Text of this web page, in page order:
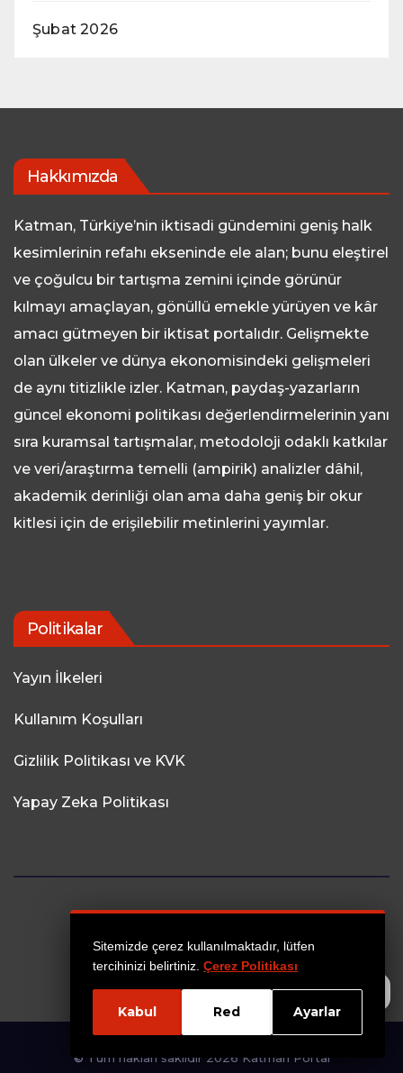
Takip et
Sitemizde çerez kullanılmaktadır, lütfen
tercihinizi belirtiniz. Çerez Politikası
Kabul Red Ayarlar
Şubat 2026
Hakkımızda
Katman, Türkiye’nin iktisadi gündemini geniş halk
kesimlerinin refahı ekseninde ele alan; bunu eleştirel
ve çoğulcu bir tartışma zemini içinde görünür
kılmayı amaçlayan, gönüllü emekle yürüyen ve kâr
amacı gütmeyen bir iktisat portalıdır. Gelişmekte
olan ülkeler ve dünya ekonomisindeki gelişmeleri
de aynı titizlikle izler. Katman, paydaş-yazarların
güncel ekonomi politikası değerlendirmelerinin yanı
sıra kuramsal tartışmalar, metodoloji odaklı katkılar
ve veri/araştırma temelli (ampirik) analizler dâhil,
akademik derinliği olan ama daha geniş bir okur
kitlesi için de erişilebilir metinlerini yayımlar.
Politikalar
Yayın İlkeleri
Kullanım Koşulları
Gizlilik Politikası ve KVK
Yapay Zeka Politikası
© Tüm hakları saklıdır 2026 Katman Portal